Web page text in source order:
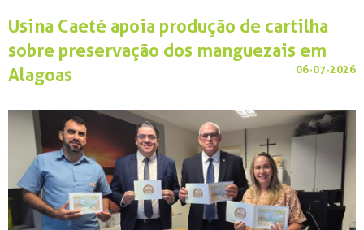
Usina Caeté apoia produção de cartilha
sobre preservação dos manguezais em
Alagoas
06-07-2026